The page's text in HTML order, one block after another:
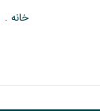
خانه